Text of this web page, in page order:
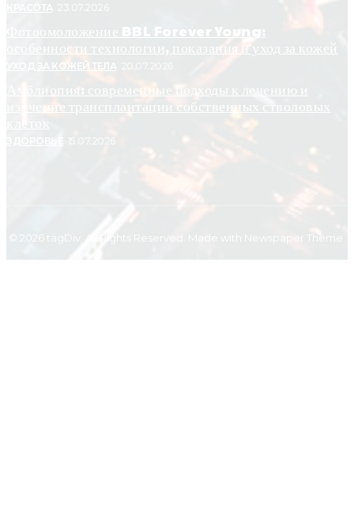
КРАСОТА
Фотоомоложение BBL Forever Young:
особенности технологии, показания и уход за кожей
УХОД ЗА КОЖЕЙ ТЕЛА
Амблиопия: современные подходы к лечению и
изучение трансплантации собственных стволовых
клеток
ЗДОРОВЬЕ
© 2026 tagDiv. All Rights Reserved. Made with Newspaper Theme.